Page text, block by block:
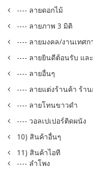
---- ลายดอกไม้
---- ลายภาพ 3 มิติ
---- ลายมงคล/งานเทศก
---- ลายยินดีต้อนรับ แล
---- ลายอื่นๆ
---- ลายแต่งร้านค้า ร้า
---- ลายโทนขาวดำ
---- วอลเปเปอร์ติดผนัง
10) สินค้าอื่นๆ
11) สินค้าไอที
---- ลำโพง